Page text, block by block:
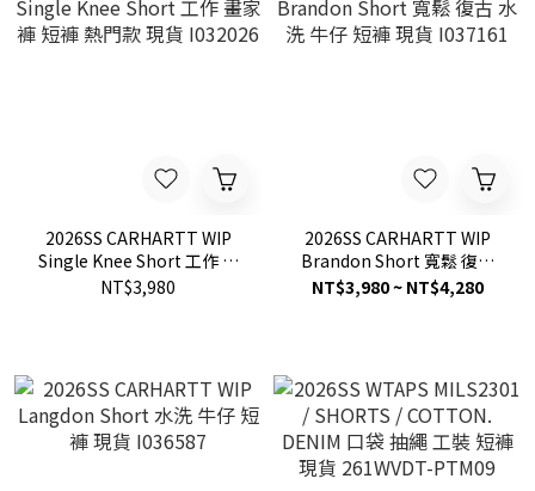
2026SS CARHARTT WIP
Single Knee Short 工作 畫
家褲 短褲 熱門款 現貨
NT$3,980
2026SS CARHARTT WIP
Brandon Short 寬鬆 復古
水洗 牛仔 短褲 現貨 I037161
NT$3,980 ~ NT$4,280